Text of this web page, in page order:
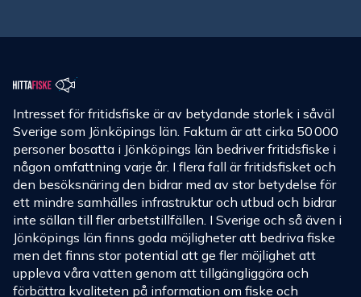
Intresset för fritidsfiske är av betydande storlek i såväl
Sverige som Jönköpings län. Faktum är att cirka 50 000
personer bosatta i Jönköpings län bedriver fritidsfiske i
någon omfattning varje år. I flera fall är fritidsfisket och
den besöksnäring den bidrar med av stor betydelse för
ett mindre samhälles infrastruktur och utbud och bidrar
inte sällan till fler arbetstillfällen. I Sverige och så även i
Jönköpings län finns goda möjligheter att bedriva fiske
men det finns stor potential att ge fler möjlighet att
uppleva våra vatten genom att tillgängliggöra och
förbättra kvaliteten på information om fiske och